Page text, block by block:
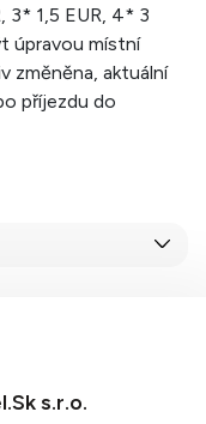
3* 1,5 EUR, 4* 3
úpravou místní
změněna, aktuální
příjezdu do
s.r.o.